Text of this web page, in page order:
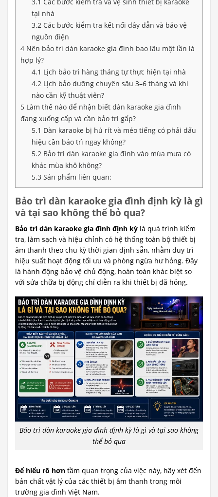
tại nhà
3.2Các bước kiểm tra kết nối dây dẫn và bảo vệ
nguồn điện
4 Nên bảo trì dàn karaoke gia đình bao lâu một lần là
hợp lý?
4.1 Lịch bảo trì hàng tháng tự thực hiện tại nhà
4.2Lịch bảo dưỡng chuyên sâu 3–6 tháng và khi
nào cần kỹ thuật viên?
5 Làm thế nào để nhận biết dàn karaoke gia đình
đang xuống cấp và cần bảo trì gấp?
5.1 Dàn karaoke bị hú rít và méo tiếng có phải dấu
hiệu cần bảo trì ngay không?
5.2Bảo trì dàn karaoke gia đình vào mùa mưa có
khác mùa khô không?
5.3Sản phẩm liên quan:
Bảo trì dàn karaoke gia đình định kỳ là gì
và tại sao không thể bỏ qua?
Bảo trì dàn karaoke gia đình định kỳ là quá trình kiểm
tra, làm sạch và hiệu chỉnh có hệ thống toàn bộ thiết bị
âm thanh theo chu kỳ thời gian định sẵn, nhằm duy trì
hiệu suất hoạt động tối ưu và phòng ngừa hư hỏng. Đây
là hành động bảo vệ chủ động, hoàn toàn khác biệt so
với sửa chữa bị động chỉ diễn ra khi thiết bị đã hỏng.
Bảo trì dàn karaoke gia đình định kỳ là gì và tại sao không
thể bỏ qua
Để hiểu rõ hơn tầm quan trọng của việc này, hãy xét đến
bản chất vật lý của các thiết bị âm thanh trong môi
trường gia đình Việt Nam.